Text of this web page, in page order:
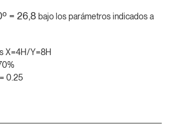
= 26,8 bajo los parámetros indicados a
X=4H/Y=8H
0.25